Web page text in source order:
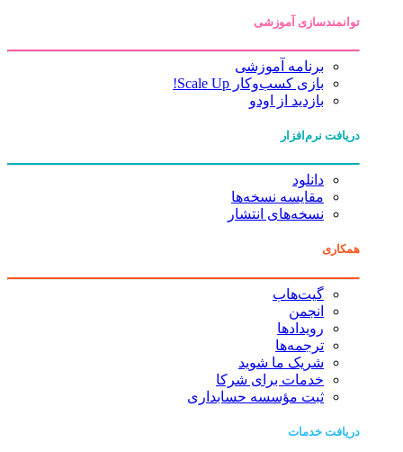
توانمندسازی آموزشی
برنامه آموزشی
بازی کسب‌وکار Scale Up!
بازدید از اودو
دریافت نرم‌افزار
دانلود
مقایسه نسخه‌ها
نسخه‌های انتشار
همکاری
گیت‌هاب
انجمن
رویدادها
ترجمه‌ها
شریک ما شوید
خدمات برای شرکا
ثبت مؤسسه حسابداری
دریافت خدمات